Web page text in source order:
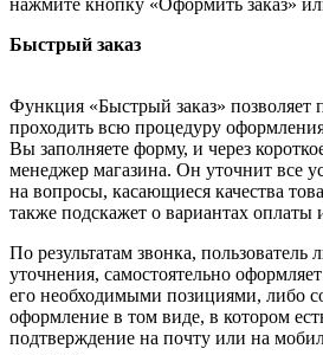
Быстрый заказ
Функция «Быстрый заказ» позволяет
проходить всю процедуру оформления
Вы заполняете форму, и через
менеджер магазина. Он уточнит все
на вопросы, касающиеся качества
также подскажет о вариантах оплаты
По результатам звонка, пользователь
уточнения, самостоятельно
его необходимыми позициями, либо
оформление в том виде, в котором
подтверждение на почту или на